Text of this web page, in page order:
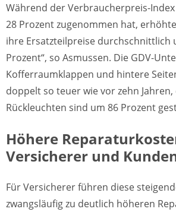
Während der Verbraucherpreis-
28 Prozent zugenommen hat,
ihre Ersatzteilpreise durchschnittlich
Prozent“, so Asmussen. Die GDV-
Kofferraumklappen und hintere
doppelt so teuer wie vor zehn
Rückleuchten sind um 86 Prozent
Höhere
Versicherer und
Für Versicherer führen diese
zwangsläufig zu deutlich höheren